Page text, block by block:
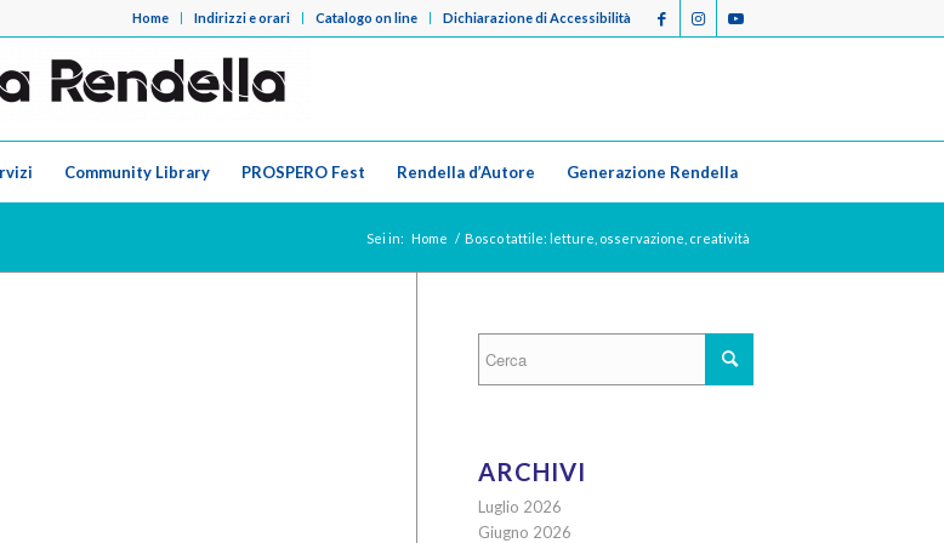
Home Indirizzi e orari Catalogo on line Dichiarazione di Accessibilità
Community Library PROSPERO Fest Rendella d’Autore Generazione Rendella
Sei in: Home / Bosco tattile: letture, osservazione, creatività
ARCHIVI
Luglio 2026
Giugno 2026